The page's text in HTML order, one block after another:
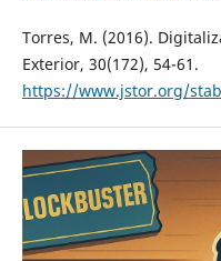
Torres, M. (2016).
Exterior, 30(172), 54-61.
https://www.jstor.org/